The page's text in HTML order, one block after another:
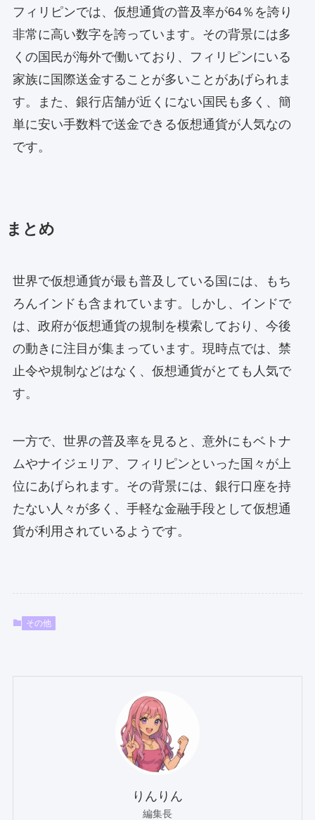
フィリピンでは、仮想通貨の普及率が64％を誇り
非常に高い数字を誇っています。その背景には多
くの国民が海外で働いており、フィリピンにいる
家族に国際送金することが多いことがあげられま
す。また、銀行店舗が近くにない国民も多く、簡
単に安い手数料で送金できる仮想通貨が人気なの
です。
まとめ
世界で仮想通貨が最も普及している国には、もち
ろんインドも含まれています。しかし、インドで
は、政府が仮想通貨の規制を模索しており、今後
の動きに注目が集まっています。現時点では、禁
止令や規制などはなく、仮想通貨がとても人気で
す。
一方で、世界の普及率を見ると、意外にもベトナ
ムやナイジェリア、フィリピンといった国々が上
位にあげられます。その背景には、銀行口座を持
たない人々が多く、手軽な金融手段として仮想通
貨が利用されているようです。
その他
りんりん
編集長